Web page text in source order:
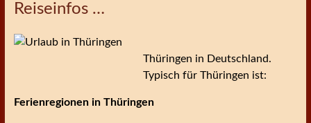
Reiseinfos …
Thüringen in Deutschland.
Typisch für Thüringen ist:
Ferienregionen in Thüringen